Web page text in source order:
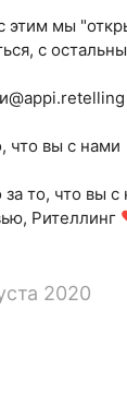
этим мы
с
что вы с нами
то, что вы с
Рителлинг
2020